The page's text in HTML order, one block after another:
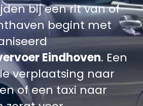
bij een rit van of
begint met
Eindhoven. Een
verplaatsing naar
of een taxi naar